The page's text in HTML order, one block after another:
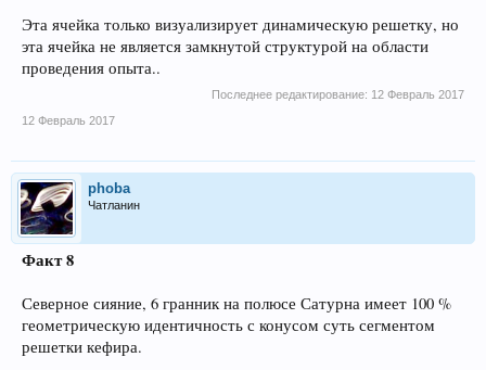
Эта ячейка только визуализирует динамическую решетку, но
эта ячейка не является замкнутой структурой на области
проведения опыта..
Последнее редактирование: 12 Февраль 2017
12 Февраль 2017
phoba
Чатланин
Факт 8
Северное сияние, 6 гранник на полюсе Сатурна имеет 100 %
геометрическую идентичность с конусом суть сегментом
решетки кефира.